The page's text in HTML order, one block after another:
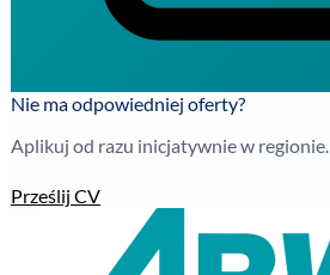
Nie ma odpowiedniej oferty?
Aplikuj od razu inicjatywnie w regionie.
Prześlij CV